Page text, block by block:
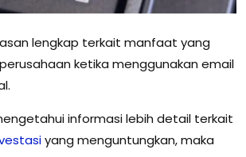
lengkap terkait manfaat yang
ketika menggunakan email
informasi lebih detail terkait
yang menguntungkan, maka